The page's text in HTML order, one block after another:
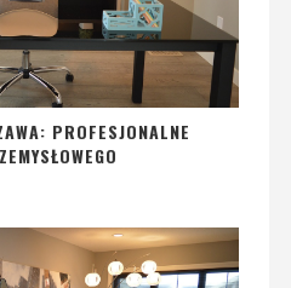
PROFESJONALNE